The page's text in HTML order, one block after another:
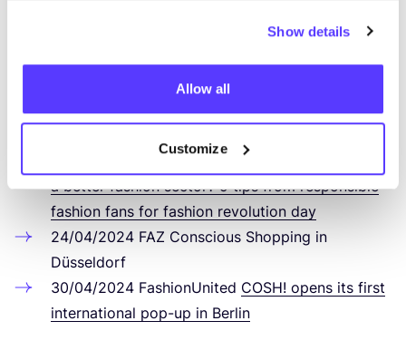
Show details
Allow all
Customize
vi­ties in Düs­sel­dorf, start­ing up a part­ner­ship
Lokal Bue­roVisit Düs­sel­dorf has
announ­ced a coope­ra­ti­on with the renow­ned
Knack Weekend
a bet­ter fashion sec­tor?9tips from respon­si­ble
fashion fans for fashion revo­lu­ti­on day
24/04/2024 FAZ Con­scious Shop­ping in
Düsseldorf
30/04/2024 Fashion­Uni­ted COSH! opens its first
inter­na­tio­nal pop-up in Berlin